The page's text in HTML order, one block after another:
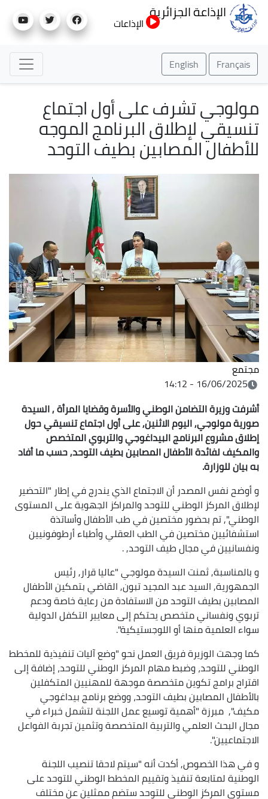
إلى
الإذاعة الجزائرية
الإذاعات
Français
English
مولوجي تشرف على أول اجتماع
تنسيقي لإطلاق البرنامج الموجه
للأطفال المصابين بطيف التوحد
مجتمع
16/06/2025 - 14:12
أشرفت وزيرة التضامن الوطني والأسرة وقضايا المرأة , السيدة
صورية مولوجي, اليوم الاثنين, على أول اجتماع تنسيقي حول
إطلاق مشروع البرنامج البيداغوجي والتربوي المتخصص
والمكيف لفائدة الأطفال المصابين بطيف التوحد, حسب ما أفاد
به بيان للوزارة.
و أوضح نفس المصدر أن الاجتماع الذي يندرج في إطار "التحضير
لإطلاق المركز الوطني للتوحد والمراكز الجهوية على المستوى
الوطني", تم بحضور مختصين في طب الأطفال وأساتذة
استشفائيين مختصين في الطب العقلي وأطباء أرطوفونيين
ونفسانيين في مجال طيف التوحد, .
و بالمناسبة, ثمنت السيدة مولوجي "عاليا قرار, رئيس
الجمهورية, السيد عبد المجيد تبون, القاضي بتمكين الأطفال
المصابين بطيف التوحد من الاستفادة من رعاية خاصة ودعم
تربوي ونفساني متخصص يحتكم إلى معايير التكفل الدولية
سواء العلمية منها أو اللوجستيكية".
كما وجهت الوزيرة فريق العمل نحو "وضع آليات تنفيذية للمخطط
الوطني للتوحد، وضبط مهام المركز الوطني للتوحد، إضافة إلى
اقتراح برامج تكوين متخصصة موجهة للمهنيين المتكفلين
بالأطفال المصابين بطيف التوحد، ووضع برنامج بيداغوجي
مكيف", مبرزة "أهمية توسيع عمل اللجنة لتشمل خبراء في
مجال البحث العلمي والتربية المتخصصة وتثمين تجربة الفواعل
الاجتماعيين".
و في هذا الخصوص, أكدت أنه "سيتم لاحقا تنصيب اللجنة
الوطنية لمتابعة تنفيذ وتقييم المخطط الوطني للتوحد على
مستوى المركز الوطني للتوحد ستضم ممثلين عن مختلف